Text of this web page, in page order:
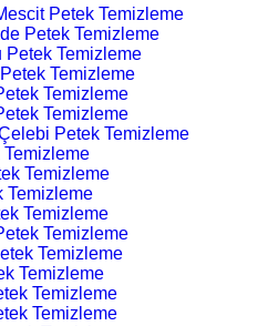
Petek Temizleme
Petek Temizleme
Petek Temizleme
Temizleme
Temizleme
Temizleme
Petek Temizleme
Temizleme
Temizleme
Temizleme
Temizleme
Temizleme
Temizleme
Temizleme
Temizleme
Temizleme